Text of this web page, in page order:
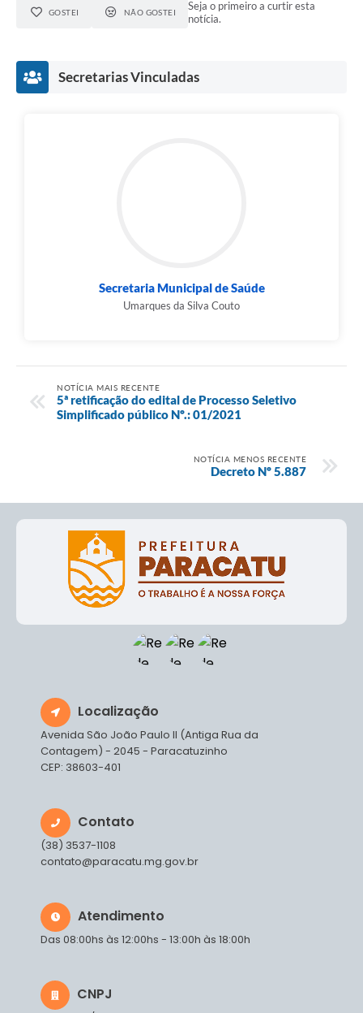
GOSTEI NÃO GOSTEI
Seja o primeiro a curtir esta
notícia.
Secretarias Vinculadas
Secretaria Municipal de Saúde
Umarques da Silva Couto
NOTÍCIA MAIS RECENTE
5ª retificação do edital de Processo Seletivo
Simplificado público Nº.: 01/2021
NOTÍCIA MENOS RECENTE
Decreto Nº 5.887
Localização
Avenida São João Paulo II (Antiga Rua da
Contagem) - 2045 - Paracatuzinho
CEP: 38603-401
Contato
(38) 3537-1108
contato@paracatu.mg.gov.br
Atendimento
Das 08:00hs às 12:00hs - 13:00h às 18:00h
CNPJ